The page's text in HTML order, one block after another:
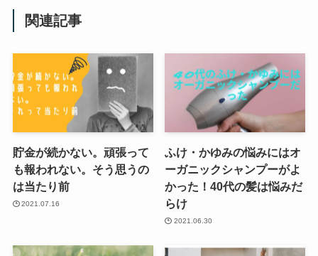
関連記事
貯金が続かない。頑張って
も報われない。そう思うの
は当たり前
2021.07.16
ふけ・かゆみの悩みにはオ
ーガニックシャンプーがよ
かった！40代の髪は悩みだ
らけ
2021.06.30